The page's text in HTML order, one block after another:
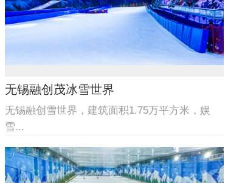
无锡融创茂冰雪世界
无锡融创雪世界，建筑面积1.75万平方米，娱
雪...